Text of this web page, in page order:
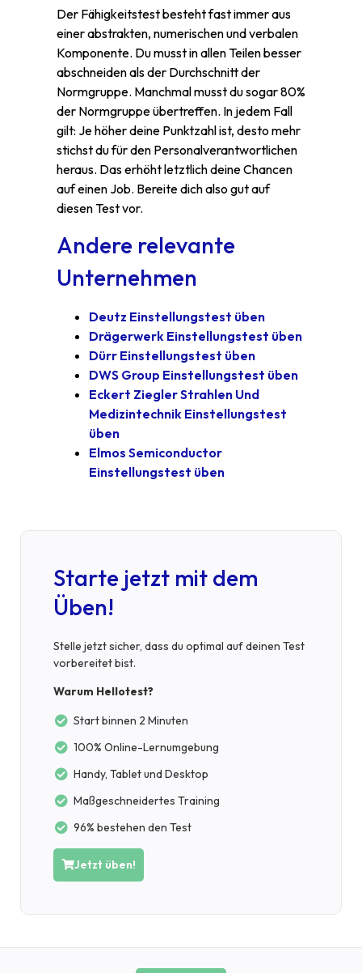
Der Fähigkeitstest besteht fast immer aus
einer abstrakten, numerischen und verbalen
Komponente. Du musst in allen Teilen besser
abschneiden als der Durchschnitt der
Normgruppe. Manchmal musst du sogar 80%
der Normgruppe übertreffen. In jedem Fall
gilt: Je höher deine Punktzahl ist, desto mehr
stichst du für den Personalverantwortlichen
heraus. Das erhöht letztlich deine Chancen
auf einen Job. Bereite dich also gut auf
diesen Test vor.
Andere relevante
Unternehmen
Deutz Einstellungstest üben
Drägerwerk Einstellungstest üben
Dürr Einstellungstest üben
DWS Group Einstellungstest üben
Eckert Ziegler Strahlen Und
Medizintechnik Einstellungstest
üben
Elmos Semiconductor
Einstellungstest üben
Starte jetzt mit dem
Üben!
Stelle jetzt sicher, dass du optimal auf deinen Test
vorbereitet bist.
Warum Hellotest?
Start binnen 2 Minuten
100% Online-Lernumgebung
Handy, Tablet und Desktop
Maßgeschneidertes Training
96% bestehen den Test
Jetzt üben!